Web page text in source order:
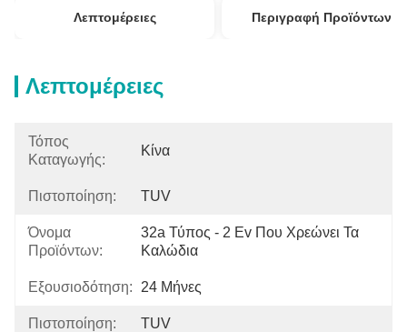
Λεπτομέρειες Περιγραφή Προϊόντων
Λεπτομέρειες
Τόπος
Καταγωγής:
Κίνα
Πιστοποίηση: TUV
Όνομα
Προϊόντων:
32a Τύπος - 2 Ev Που Χρεώνει Τα
Καλώδια
Εξουσιοδότηση: 24 Μήνες
Πιστοποίηση: TUV